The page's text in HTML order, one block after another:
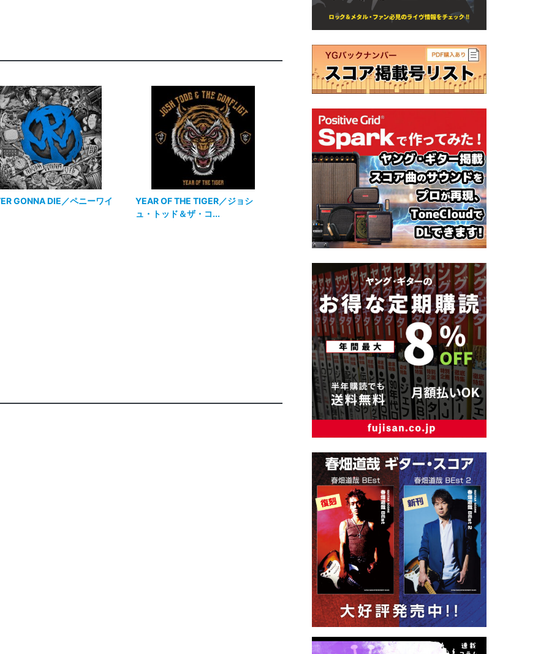
GONNA DIE／ペニーワイ
YEAR OF THE TIGER／ジョシ
ュ・トッド＆ザ・コ...